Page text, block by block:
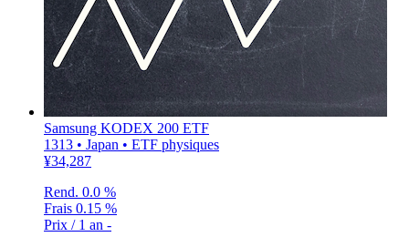
Samsung KODEX 200 ETF
1313 • Japan • ETF physiques
¥34,287
Rend. 0.0 %
Frais 0.15 %
Prix / 1 an -